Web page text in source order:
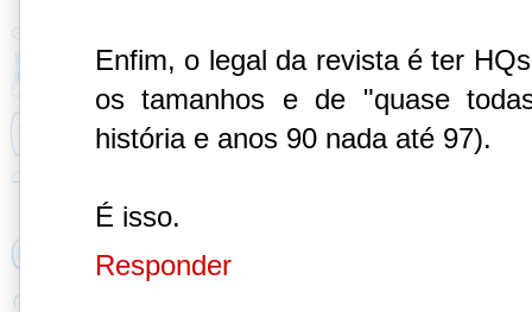
Enfim, o legal da revista é ter
os tamanhos e de "quase
história e anos 90 nada até 97).
É isso.
Responder